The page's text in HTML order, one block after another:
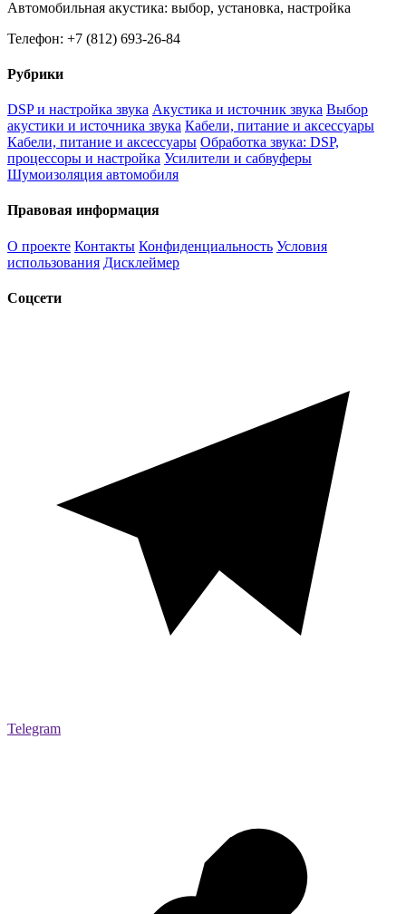
Автомобильная акустика: выбор, установка, настройка
Телефон: +7 (812) 693-26-84
Рубрики
DSP и настройка звука Акустика и источник звука Выбор
акустики и источника звука Кабели, питание и аксессуары
Кабели, питание и аксессуары Обработка звука: DSP,
процессоры и настройка Усилители и сабвуферы
Шумоизоляция автомобиля
Правовая информация
О проекте Контакты Конфиденциальность Условия
использования Дисклеймер
Соцсети
Telegram